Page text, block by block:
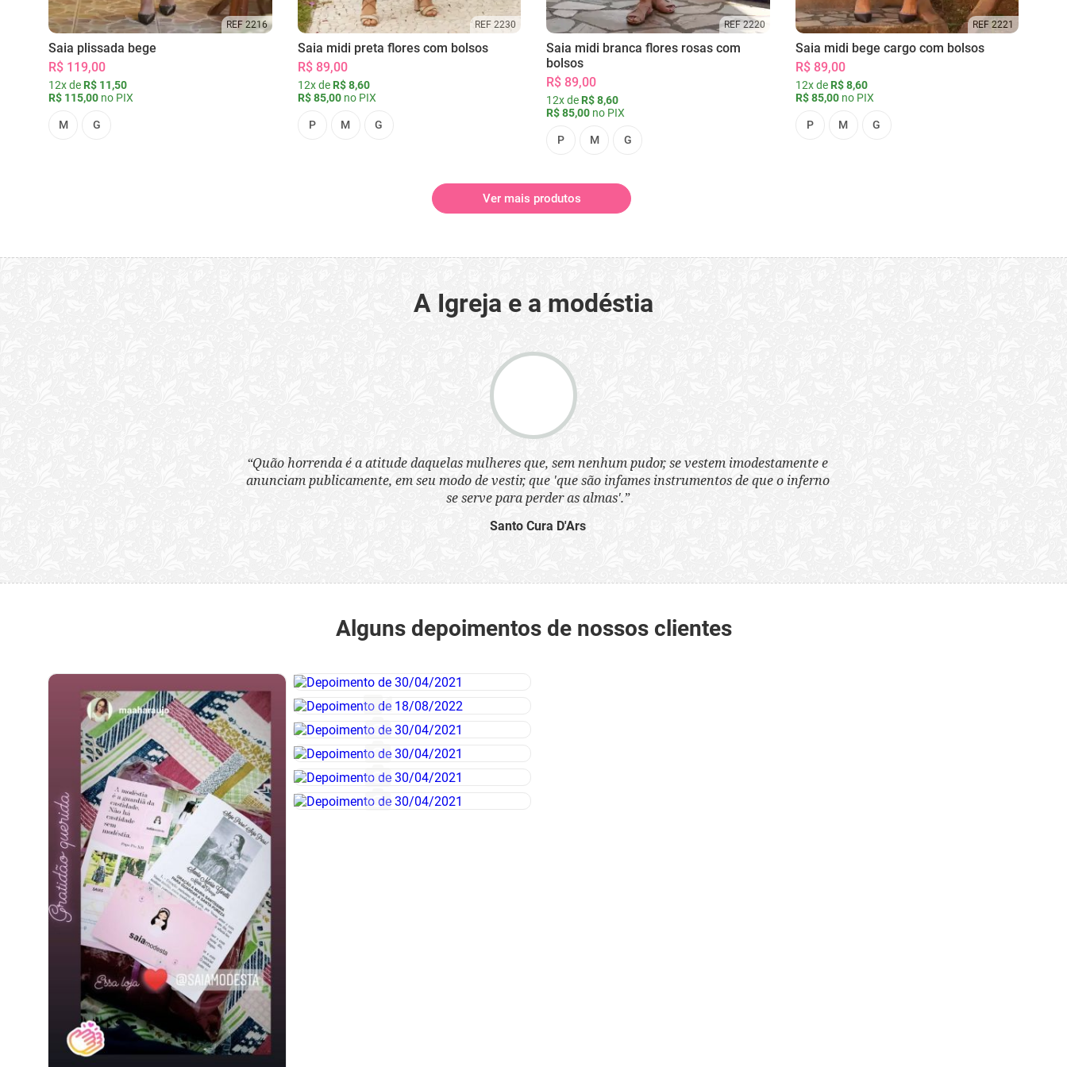
REF 2216
Saia plissada bege
R$ 119,00
12x de R$ 11,50
R$ 115,00 no PIX
M G
REF 2230
Saia midi preta flores com bolsos
R$ 89,00
12x de R$ 8,60
R$ 85,00no PIX
P M G
REF 2220
Saia midi branca flores rosas com
bolsos
R$ 89,00
12x de R$ 8,60
R$ 85,00 no PIX
P M G
REF 2221
Saia midi bege cargo com bolsos
R$ 89,00
12x de R$ 8,60
R$ 85,00no PIX
P M G
Ver mais produtos
A Igreja e a modéstia
“Quão horrenda é a atitude daquelas mulheres que, sem nenhum pudor, se vestem imodestamente e
anunciam publicamente, em seu modo de vestir, que 'que são infames instrumentos de que o inferno
se serve para perder as almas'.”
Santo Cura D'Ars
Alguns depoimentos de nossos clientes